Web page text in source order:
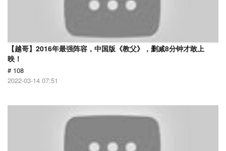
【越哥】2016年最强阵容，中国版《教父》，删减8分钟才敢上
映！
# 108
2022-03-14 07:51